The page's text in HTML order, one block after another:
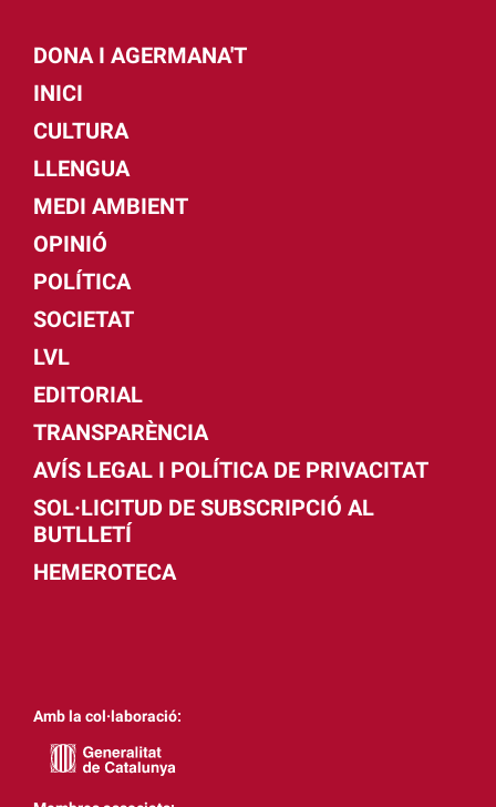
DONA I AGERMANA'T
INICI
CULTURA
LLENGUA
MEDI AMBIENT
OPINIÓ
POLÍTICA
SOCIETAT
LVL
EDITORIAL
TRANSPARÈNCIA
AVÍS LEGAL I POLÍTICA DE PRIVACITAT
SOL·LICITUD DE SUBSCRIPCIÓ AL
BUTLLETÍ
HEMEROTECA
Amb la col·laboració: